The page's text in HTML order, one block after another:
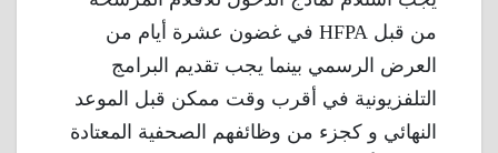
من قبل HFPA في غضون عشرة أيام من
العرض الرسمي بينما يجب تقديم البرامج
التلفزيونية في أقرب وقت ممكن قبل الموعد
النهائي و كجزء من وظائفهم الصحفية المعتادة